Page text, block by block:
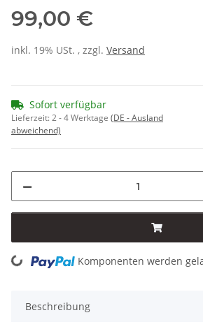
99,00 €
inkl. 19% USt. , zzgl. Versand
Sofort verfügbar
Lieferzeit:2 - 4 Werktage (DE - Ausland
abweichend)
Loading... Komponenten werden
Beschreibung